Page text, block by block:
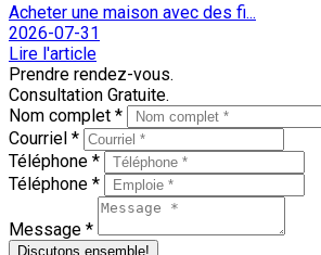
Acheter une maison avec des fi...
2026-07-31
Lire l'article
Prendre rendez-vous.
Consultation Gratuite.
Nom complet *
Courriel *
Téléphone *
Téléphone *
Message *
Discutons ensemble!